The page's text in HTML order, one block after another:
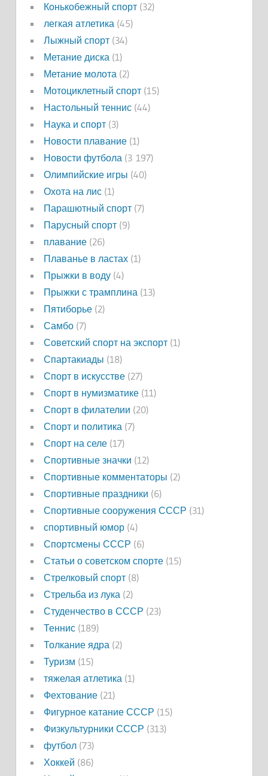
Конькобежный спорт(32)
легкая атлетика(45)
Лыжный спорт(34)
Метание диска(1)
Метание молота(2)
Мотоциклетный спорт(15)
Настольный теннис(44)
Наука и спорт(3)
Новости плавание(1)
Новости футбола(3 197)
Олимпийские игры (40)
Охота на лис(1)
Парашютный спорт(7)
Парусный спорт(9)
плавание(26)
Плаванье в ластах(1)
Прыжки в воду(4)
Прыжки с трамплина(13)
Пятиборье(2)
Самбо(7)
Советский спорт на экспорт(1)
Спартакиады (18)
Спорт в искусстве(27)
Спорт в нумизматике(11)
Спорт в филателии (20)
Спорт и политика(7)
Спорт на селе(17)
Спортивные значки (12)
Спортивные комментаторы (2)
Спортивные праздники (6)
Спортивные сооружения СССР (31)
спортивный юмор(4)
Спортсмены СССР (6)
Статьи о советском спорте(15)
Стрелковый спорт(8)
Стрельба из лука(2)
Студенчество в СССР (23)
Теннис(189)
Толкание ядра(2)
Туризм (15)
тяжелая атлетика(1)
Фехтование(21)
Фигурное катание СССР (15)
Физкультурники СССР (313)
футбол(73)
Хоккей (86)